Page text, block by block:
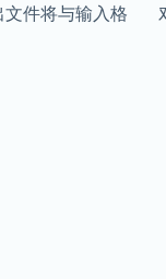
件将与输入格